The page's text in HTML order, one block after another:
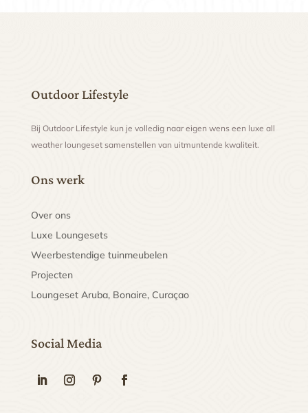
Outdoor Lifestyle
Bij Outdoor Lifestyle kun je volledig naar eigen wens een luxe all
weather loungeset samenstellen van uitmuntende kwaliteit.
Ons werk
Over ons
Luxe Loungesets
Weerbestendige tuinmeubelen
Projecten
Loungeset Aruba, Bonaire, Curaçao
Social Media